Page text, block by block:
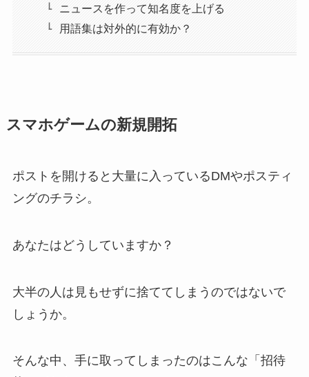
ニュースを作って知名度を上げる
用語集は対外的に有効か？
スマホゲームの新規開拓
ポストを開けると大量に入っているDMやポスティ
ングのチラシ。
あなたはどうしていますか？
大半の人は見もせずに捨ててしまうのではないで
しょうか。
そんな中、手に取ってしまったのはこんな「招待